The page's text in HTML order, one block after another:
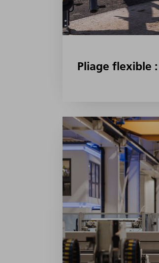
Pliage flexible